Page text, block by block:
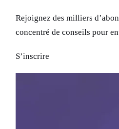
Rejoignez des milliers
concentré de conseils pour
S’inscrire